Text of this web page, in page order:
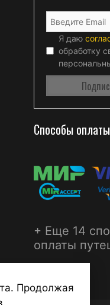
Я даю
обработку
Способы
+ Еще 14
оплаты
Продолжая